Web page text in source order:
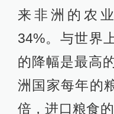
来非洲的农
34%。与世界
的降幅是最高
洲国家每年的
倍，进口粮食